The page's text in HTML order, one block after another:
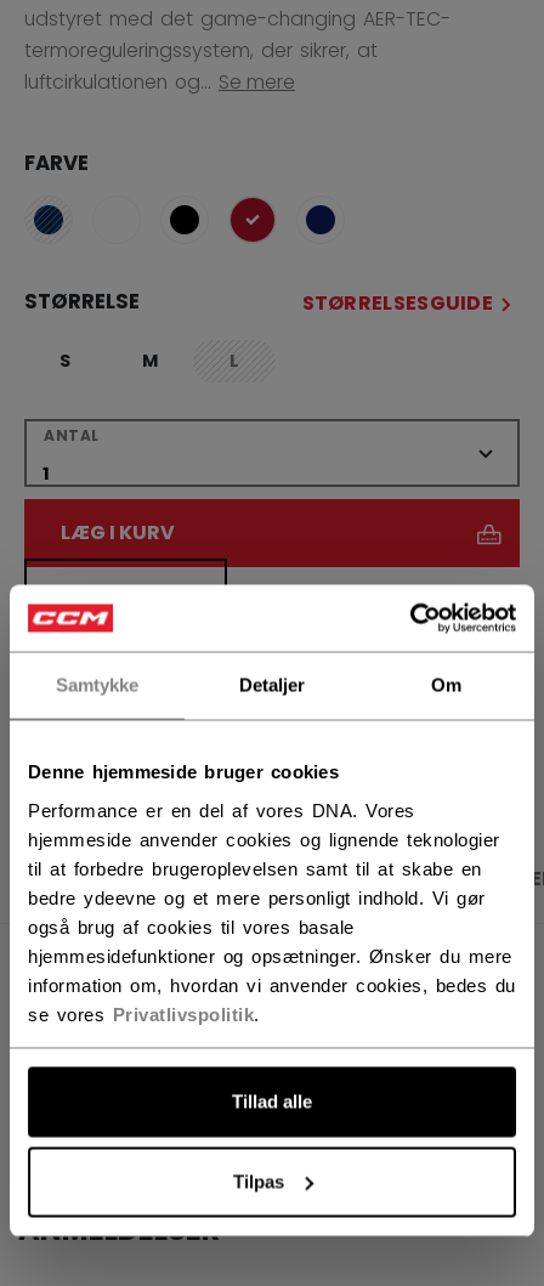
Samtykke Detaljer Om
Denne hjemmeside bruger cookies
Performance er en del af vores DNA. Vores
hjemmeside anvender cookies og lignende teknologier
til at forbedre brugeroplevelsen samt til at skabe en
bedre ydeevne og et mere personligt indhold. Vi gør
også brug af cookies til vores basale
hjemmesidefunktioner og opsætninger. Ønsker du mere
information om, hvordan vi anvender cookies, bedes du
se vores Privatlivspolitik
Tillad alle
Tilpas
udstyret med det game-changing AER-TEC-
termoreguleringssystem, der sikrer, at
luftcirkulationen og... Se mere
FARVE
selected
STØRRELSE STØRRELSESGUIDE
S M Lnot.available
ANTAL
LÆG I KURV
FIND I BUTIK
PRODUKTBILLEDER SPECIFIKATIONER
SPECIFIKATIONER
ID
AGE GROUP
Senior
ANMELDELSER